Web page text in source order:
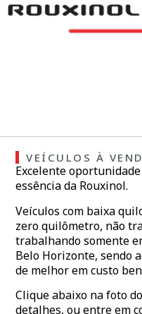
VEÍCULOS À
Excelente
essência da Rouxinol.
Veículos com baixa
zero quilômetro, não
trabalhando somente
Belo Horizonte, sendo
de melhor em custo
Clique abaixo na foto
detalhes, ou entre em